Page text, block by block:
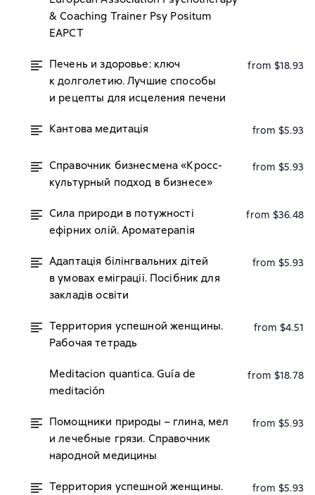
& Coaching Trainer Psy Positum
EAPCT
Печень и здоровье: ключ
к долголетию. Лучшие способы
и рецепты для исцеления печени
from $18.93
Кантова медитація from $5.93
Справочник бизнесмена «Кросс-
культурный подход в бизнесе»
from $5.93
Сила природи в потужності
ефірних олій. Ароматерапія
from $36.48
Адаптація білінгвальних дітей
в умовах еміграції. Посібник для
закладів освіти
from $5.93
Территория успешной женщины.
Рабочая тетрадь
from $4.51
Meditaсion quantica. Guía de
meditación
from $18.78
Помощники природы – глина, мел
и лечебные грязи. Справочник
народной медицины
from $5.93
Территория успешной женщины.
from $5.93